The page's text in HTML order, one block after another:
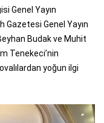
Genel Yayın
Gazetesi Genel Yayın
Budak ve Muhit
Tenekeci’nin
yoğun ilgi